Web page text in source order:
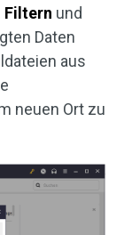
Filtern und
Daten
aus
neuen Ort zu